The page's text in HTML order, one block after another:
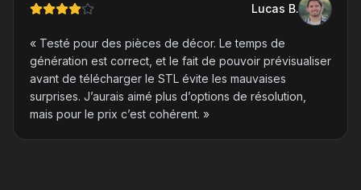
Lucas B.
« Testé pour des pièces de décor. Le temps de
génération est correct, et le fait de pouvoir prévisualiser
avant de télécharger le STL évite les mauvaises
surprises. J’aurais aimé plus d’options de résolution,
mais pour le prix c’est cohérent. »